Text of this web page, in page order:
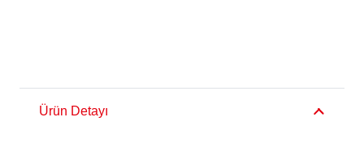
Ürün Detayı